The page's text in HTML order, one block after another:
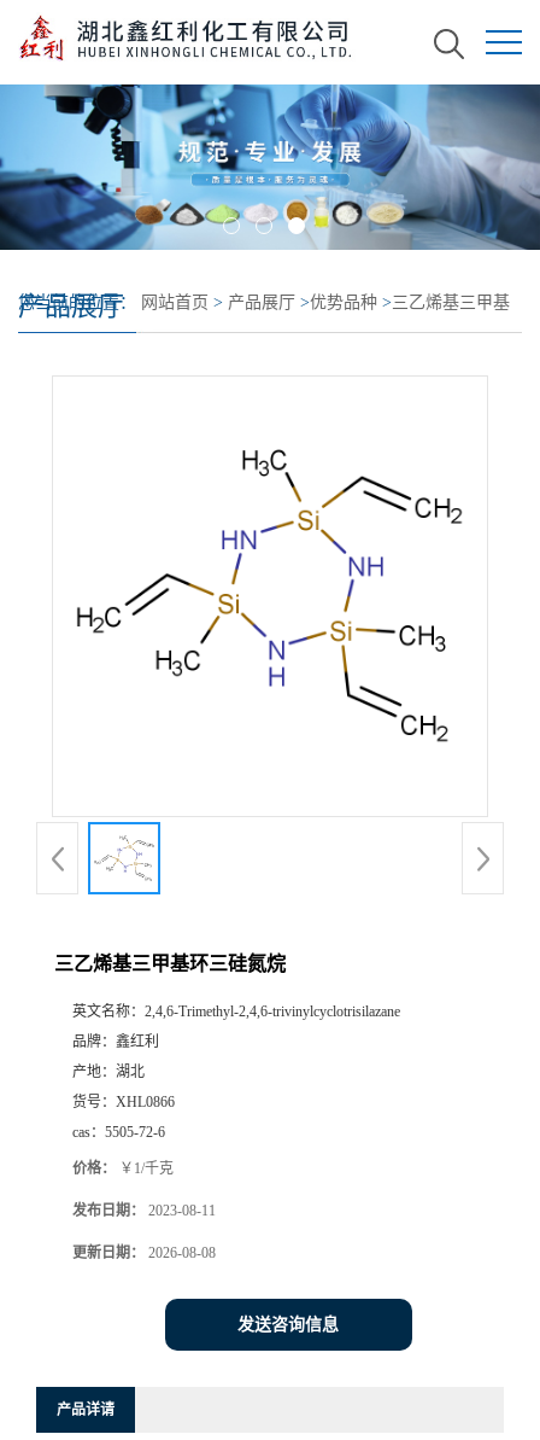
产品展厅
您当前的位置： 网站首页 > 产品展厅 >优势品种 >三乙烯基三甲基
三乙烯基三甲基环三硅氮烷
英文名称： 2,4,6-Trimethyl-2,4,6-trivinylcyclotrisilazane
品牌： 鑫红利
产地： 湖北
货号： XHL0866
cas： 5505-72-6
价格： ￥1/千克
发布日期： 2023-08-11
更新日期： 2026-08-08
发送咨询信息
产品详请